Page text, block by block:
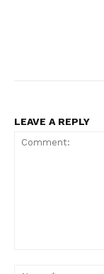
LEAVE A REPLY